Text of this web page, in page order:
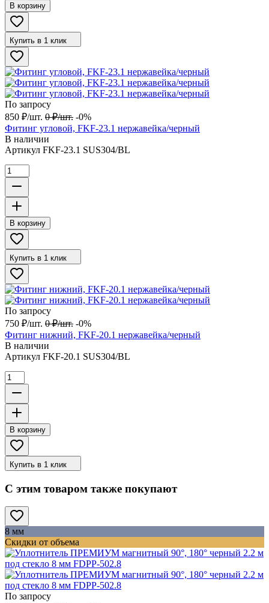
В корзину
Купить в 1 клик
По запросу
850 ₽/шт. 0 ₽/шт. -0%
Фитинг угловой, FKF-23.1 нержавейка/черный
В наличии
Артикул FKF-23.1 SUS304/BL
В корзину
Купить в 1 клик
По запросу
750 ₽/шт. 0 ₽/шт. -0%
Фитинг нижний, FKF-20.1 нержавейка/черный
В наличии
Артикул FKF-20.1 SUS304/BL
В корзину
Купить в 1 клик
С этим товаром также покупают
8 мм
Скидки от объема
По запросу